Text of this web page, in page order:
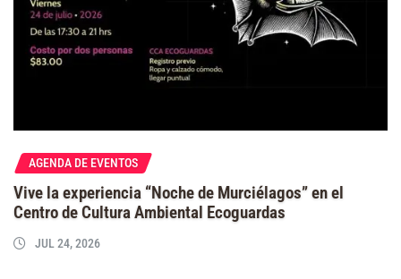
AGENDA DE EVENTOS
Vive la experiencia “Noche de Murciélagos” en el
Centro de Cultura Ambiental Ecoguardas
JUL 24, 2026